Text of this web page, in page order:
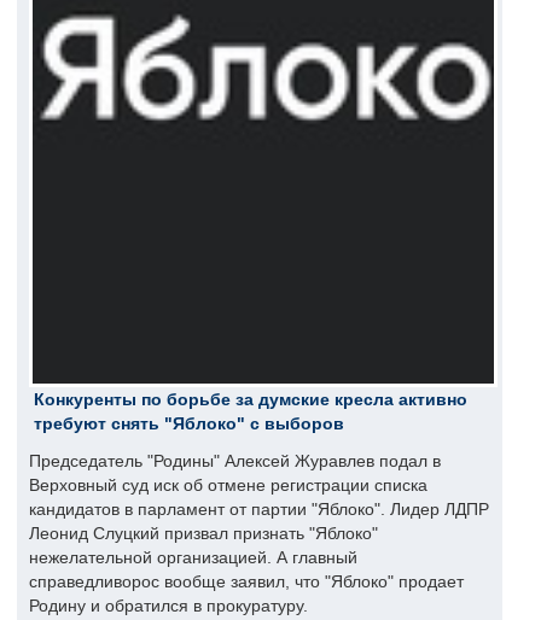
Конкуренты по борьбе за думские кресла активно
требуют снять "Яблоко" с выборов
Председатель "Родины" Алексей Журавлев подал в
Верховный суд иск об отмене регистрации списка
кандидатов в парламент от партии "Яблоко". Лидер ЛДПР
Леонид Слуцкий призвал признать "Яблоко"
нежелательной организацией. А главный
справедливорос вообще заявил, что "Яблоко" продает
Родину и обратился в прокуратуру.